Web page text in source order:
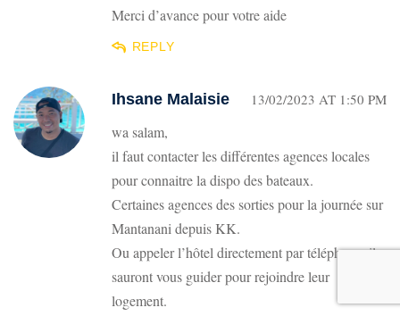
Merci d’avance pour votre aide
REPLY
Ihsane Malaisie 13/02/2023 AT 1:50 PM
wa salam,
il faut contacter les différentes agences locales
pour connaitre la dispo des bateaux.
Certaines agences des sorties pour la journée sur
Mantanani depuis KK.
Ou appeler l’hôtel directement par téléphone, ils
sauront vous guider pour rejoindre leur
logement.